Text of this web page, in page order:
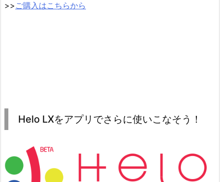
>> ご購入はこちらから
Helo LXをアプリでさらに使いこなそう！